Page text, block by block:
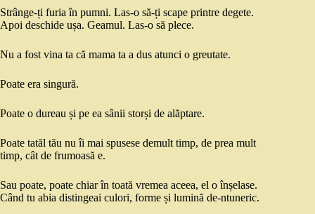
Strânge-ți furia în pumni. Las-o să-ți scape printre degete.
Apoi deschide ușa. Geamul. Las-o să plece.
Nu a fost vina ta că mama ta a dus atunci o greutate.
Poate era singură.
Poate o dureau și pe ea sânii storși de alăptare.
Poate tatăl tău nu îi mai spusese demult timp, de prea mult
timp, cât de frumoasă e.
Sau poate, poate chiar în toată vremea aceea, el o înșelase.
Când tu abia distingeai culori, forme și lumină de-ntuneric.